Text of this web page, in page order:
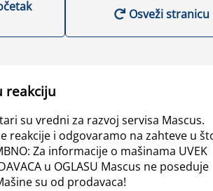
Osveži stranicu
reakciju
su vredni za razvoj servisa Mascus.
reakcije i odgovaramo na zahteve u
Za informacije o mašinama UVEK
u OGLASU Mascus ne poseduje
su od prodavaca!